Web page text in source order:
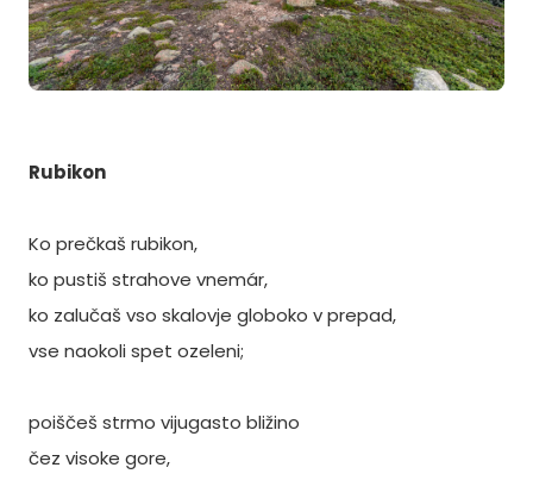
Rubikon
Ko prečkaš rubikon,
ko pustiš strahove vnemár,
ko zalučaš vso skalovje globoko v prepad,
vse naokoli spet ozeleni;
poiščeš strmo vijugasto bližino
čez visoke gore,